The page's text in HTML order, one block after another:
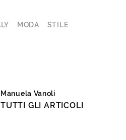
MODA
STILE
Manuela Vanoli
TUTTI GLI ARTICOLI